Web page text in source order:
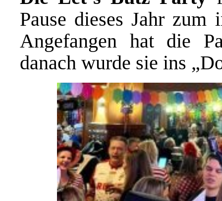
Pause dieses Jahr
Angefangen hat die
danach wurde sie ins